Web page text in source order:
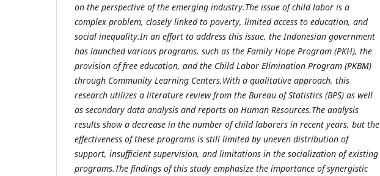
on the perspective of the emerging industry.The issue of child labor is a
complex problem, closely linked to poverty, limited access to education, and
social inequality.In an effort to address this issue, the Indonesian government
has launched various programs, such as the Family Hope Program (PKH), the
provision of free education, and the Child Labor Elimination Program (PKBM)
through Community Learning Centers.With a qualitative approach, this
research utilizes a literature review from the Bureau of Statistics (BPS) as well
as secondary data analysis and reports on Human Resources.The analysis
results show a decrease in the number of child laborers in recent years, but the
effectiveness of these programs is still limited by uneven distribution of
support, insufficient supervision, and limitations in the socialization of existing
programs.The findings of this study emphasize the importance of synergistic